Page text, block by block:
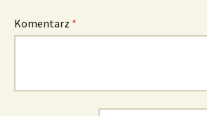
Komentarz *